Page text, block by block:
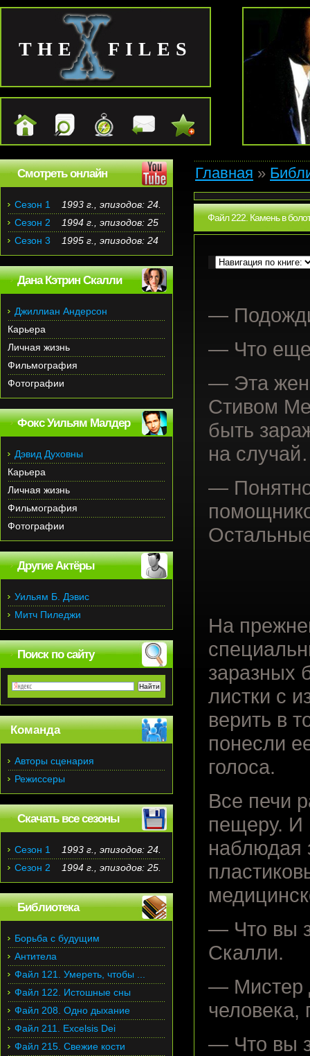
THE FILES
Главная »
Файл 222. Камень в
—
— Что
— Эта
Стивом
быть
на
—
На
заразных
листки с
верить в
понесли
голоса.
Все печи
пещеру. И
наблюдая
— Что вы
Скалли.
— Мистер
человека,
— Что вы
Смотреть онлайн
Сезон 1
1993 г., эпизодов: 24.
Сезон 2
1994 г., эпизодов: 25
Сезон 3
1995 г., эпизодов: 24
Дана Кэтрин Скалли
Джиллиан Андерсон
Карьера
Личная жизнь
Фильмография
Фотографии
Фокс Уильям Малдер
Дэвид Духовны
Карьера
Личная жизнь
Фильмография
Фотографии
Другие Актёры
Уильям Б. Дэвис
Митч Пиледжи
Поиск по сайту
Команда
Авторы сценария
Режиссеры
Скачать все сезоны
Сезон 1
1993 г., эпизодов: 24.
Сезон 2
1994 г., эпизодов: 25.
Библиотека
Борьба с будущим
Антитела
Файл 121. Умереть, чтобы ...
Файл 122. Истошные сны
Файл 208. Одно дыхание
Файл 211. Excelsis Dei
Файл 215. Свежие кости